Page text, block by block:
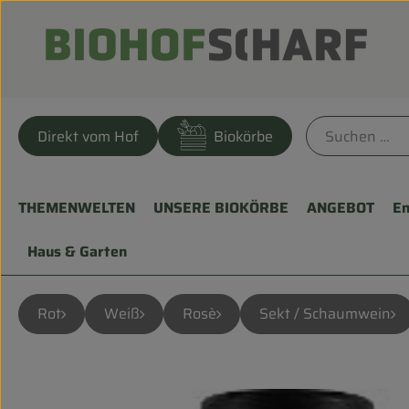
Direkt vom Hof Biokörbe
THEMENWELTEN UNSERE BIOKÖRBE ANGEBOT
Haus & Garten
Rot Weiß Rosè Sekt / Schaumwein